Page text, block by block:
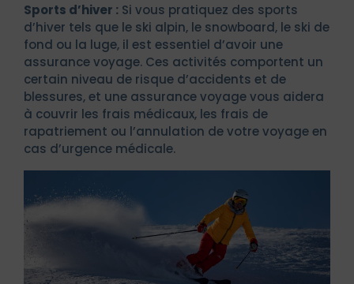
Sports d’hiver : Si vous pratiquez des sports
d’hiver tels que le ski alpin, le snowboard, le ski de
fond ou la luge, il est essentiel d’avoir une
assurance voyage. Ces activités comportent un
certain niveau de risque d’accidents et de
blessures, et une assurance voyage vous aidera
à couvrir les frais médicaux, les frais de
rapatriement ou l’annulation de votre voyage en
cas d’urgence médicale.